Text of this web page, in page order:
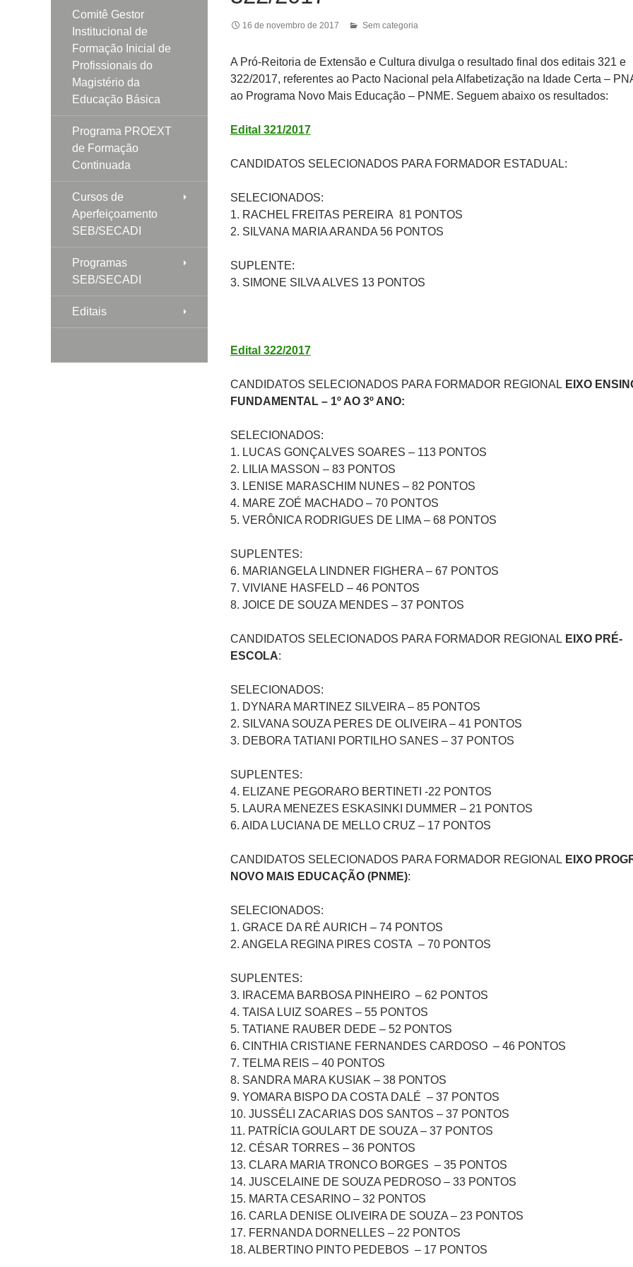
16 de novembro de 2017 Sem categoria
A Pró-Reitoria de Extensão e Cultura divulga o resultado final dos editais 321 e
322/2017, referentes ao Pacto Nacional pela Alfabetização na Idade Certa –
ao Programa Novo Mais Educação – PNME. Seguem abaixo os resultados:
Edital 321/2017
CANDIDATOS SELECIONADOS PARA FORMADOR ESTADUAL:
SELECIONADOS:
1. RACHEL FREITAS PEREIRA 81 PONTOS
2. SILVANA MARIA ARANDA 56 PONTOS
SUPLENTE:
3. SIMONE SILVA ALVES 13 PONTOS
Edital 322/2017
CANDIDATOS SELECIONADOS PARA FORMADOR REGIONAL EIXO
FUNDAMENTAL – 1º AO 3º ANO:
SELECIONADOS:
1. LUCAS GONÇALVES SOARES – 113 PONTOS
2. LILIA MASSON – 83 PONTOS
3. LENISE MARASCHIM NUNES – 82 PONTOS
4. MARE ZOÉ MACHADO – 70 PONTOS
5. VERÔNICA RODRIGUES DE LIMA – 68 PONTOS
SUPLENTES:
6. MARIANGELA LINDNER FIGHERA – 67 PONTOS
7. VIVIANE HASFELD – 46 PONTOS
8. JOICE DE SOUZA MENDES – 37 PONTOS
CANDIDATOS SELECIONADOS PARA FORMADOR REGIONAL EIXO PRÉ-
ESCOLA:
SELECIONADOS:
1. DYNARA MARTINEZ SILVEIRA – 85 PONTOS
2. SILVANA SOUZA PERES DE OLIVEIRA – 41 PONTOS
3. DEBORA TATIANI PORTILHO SANES – 37 PONTOS
SUPLENTES:
4. ELIZANE PEGORARO BERTINETI -22 PONTOS
5. LAURA MENEZES ESKASINKI DUMMER – 21 PONTOS
6. AIDA LUCIANA DE MELLO CRUZ – 17 PONTOS
CANDIDATOS SELECIONADOS PARA FORMADOR REGIONAL EIXO
NOVO MAIS EDUCAÇÃO (PNME):
SELECIONADOS:
1. GRACE DA RÉ AURICH – 74 PONTOS
2. ANGELA REGINA PIRES COSTA – 70 PONTOS
SUPLENTES:
3. IRACEMA BARBOSA PINHEIRO – 62 PONTOS
4. TAISA LUIZ SOARES – 55 PONTOS
5. TATIANE RAUBER DEDE – 52 PONTOS
6. CINTHIA CRISTIANE FERNANDES CARDOSO – 46 PONTOS
7. TELMA REIS – 40 PONTOS
8. SANDRA MARA KUSIAK – 38 PONTOS
9. YOMARA BISPO DA COSTA DALÉ – 37 PONTOS
10. JUSSÉLI ZACARIAS DOS SANTOS – 37 PONTOS
11. PATRÍCIA GOULART DE SOUZA – 37 PONTOS
12. CÉSAR TORRES – 36 PONTOS
13. CLARA MARIA TRONCO BORGES – 35 PONTOS
14. JUSCELAINE DE SOUZA PEDROSO – 33 PONTOS
15. MARTA CESARINO – 32 PONTOS
16. CARLA DENISE OLIVEIRA DE SOUZA – 23 PONTOS
17. FERNANDA DORNELLES – 22 PONTOS
18. ALBERTINO PINTO PEDEBOS – 17 PONTOS
Comitê Gestor
Institucional de
Formação Inicial de
Profissionais do
Magistério da
Educação Básica
Programa PROEXT
de Formação
Continuada
Cursos de
Aperfeiçoamento
SEB/SECADI
Programas
SEB/SECADI
Editais